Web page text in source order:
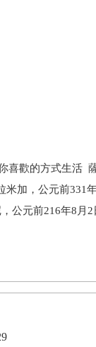
喜歡的方式生活
加，公元前331
公元前216年8月2
特諾奇蒂特蘭，
的殺戮 雷龐多，